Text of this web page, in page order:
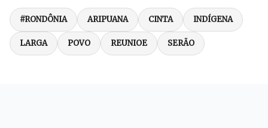
#RONDÔNIA ARIPUANA CINTA INDÍGENA
LARGA POVO REUNIOE SERÃO